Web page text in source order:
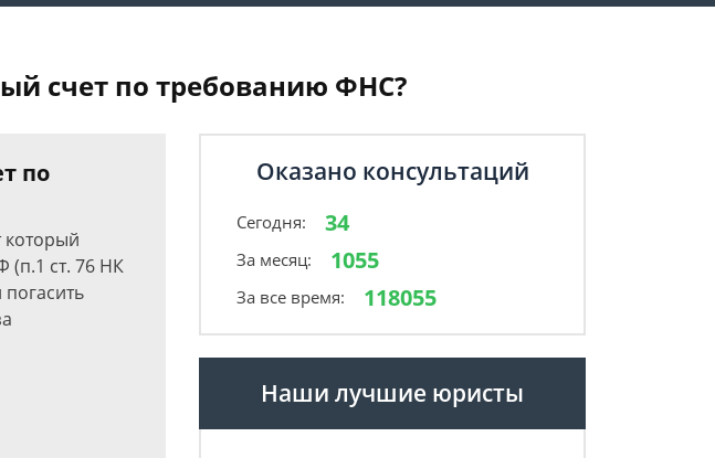
счет по требованию ФНС?
по
который
(п.1 ст. 76 НК
Оказано консультаций
Сегодня: 34
За месяц: 1055
За все время: 118055
Наши лучшие юристы